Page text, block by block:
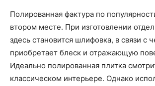
Полированная фактура по
втором месте. При изготовлении
здесь становится шлифовка, в связи с
приобретает блеск и отражающую
Идеально полированная плитка
классическом интерьере. Однако